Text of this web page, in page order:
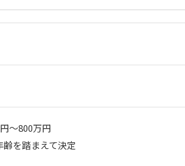
～800万円
を踏まえて決定